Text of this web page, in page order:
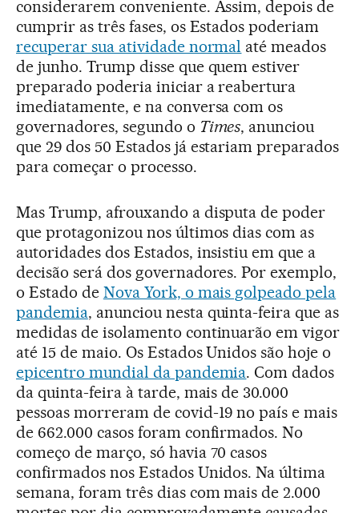
considerarem conveniente. Assim, depois de
cumprir as três fases, os Estados poderiam
recuperar sua atividade normal até meados
de junho. Trump disse que quem estiver
preparado poderia iniciar a reabertura
imediatamente, e na conversa com os
governadores, segundo o Times, anunciou
que 29 dos 50 Estados já estariam preparados
para começar o processo.
Mas Trump, afrouxando a disputa de poder
que protagonizou nos últimos dias com as
autoridades dos Estados, insistiu em que a
decisão será dos governadores. Por exemplo,
o Estado de Nova York, o mais golpeado pela
pandemia, anunciou nesta quinta-feira que as
medidas de isolamento continuarão em vigor
até 15 de maio. Os Estados Unidos são hoje o
epicentro mundial da pandemia. Com dados
da quinta-feira à tarde, mais de 30.000
pessoas morreram de covid-19 no país e mais
de 662.000 casos foram confirmados. No
começo de março, só havia 70 casos
confirmados nos Estados Unidos. Na última
semana, foram três dias com mais de 2.000